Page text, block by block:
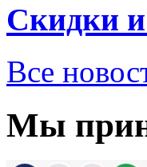
Скидки
Все
Мы